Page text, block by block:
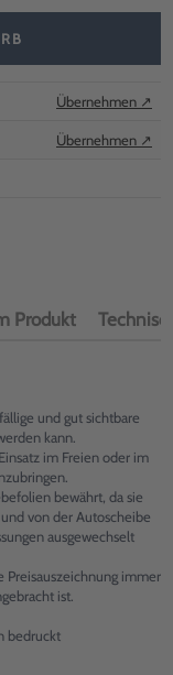
Übernehmen ↗
Übernehmen ↗
Produkt
und gut sichtbare
kann.
im Freien oder im
bewährt, da sie
von der Autoscheibe
ausgewechselt
Preisauszeichnung immer
ist.
bedruckt